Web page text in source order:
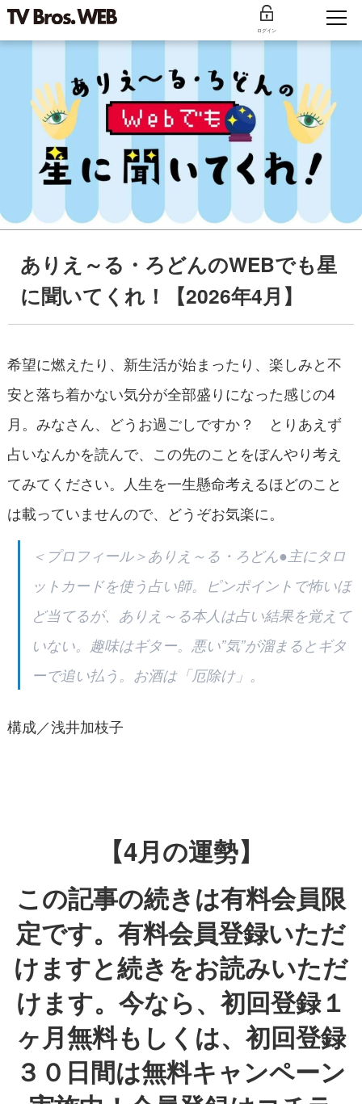
ログイン
ありえ～る・ろどんのWEBでも星
に聞いてくれ！【2026年4月】
希望に燃えたり、新生活が始まったり、楽しみと不
安と落ち着かない気分が全部盛りになった感じの4
月。みなさん、どうお過ごしですか？ とりあえず
占いなんかを読んで、この先のことをぼんやり考え
てみてください。人生を一生懸命考えるほどのこと
は載っていませんので、どうぞお気楽に。
＜プロフィール＞ありえ～る・ろどん●主にタロ
ットカードを使う占い師。ピンポイントで怖いほ
ど当てるが、ありえ～る本人は占い結果を覚えて
いない。趣味はギター。悪い”気”が溜まるとギタ
ーで追い払う。お酒は「厄除け」。
構成／浅井加枝子
【4月の運勢】
この記事の続きは有料会員限
定です。有料会員登録いただ
けますと続きをお読みいただ
けます。今なら、初回登録１
ヶ月無料もしくは、初回登録
３０日間は無料キャンペーン